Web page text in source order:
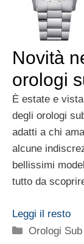
Novità
orologi
È estate e
degli orologi
adatti a chi
alcune
bellissimi
tutto da
Leggi il resto
Categorie
Orologi Sub